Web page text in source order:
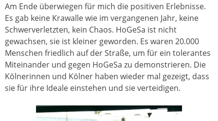
Am Ende überwiegen für mich die positiven Erlebnisse.
Es gab keine Krawalle wie im vergangenen Jahr, keine
Schwerverletzten, kein Chaos. HoGeSa ist nicht
gewachsen, sie ist kleiner geworden. Es waren 20.000
Menschen friedlich auf der Straße, um für ein tolerantes
Miteinander und gegen HoGeSa zu demonstrieren. Die
Kölnerinnen und Kölner haben wieder mal gezeigt, dass
sie für ihre Ideale einstehen und sie verteidigen.